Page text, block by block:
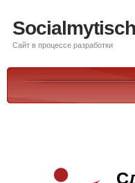
Сайт в процессе разработки